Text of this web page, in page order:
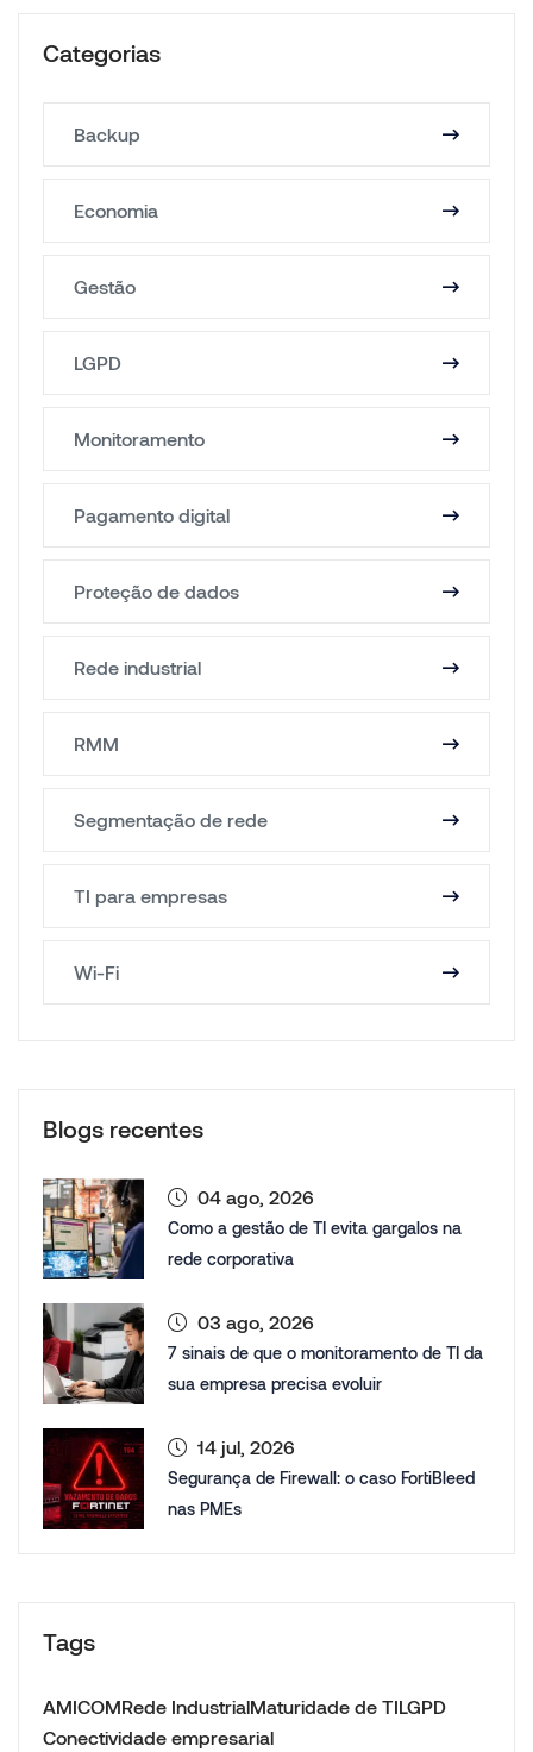
Categorias
Backup
Economia
Gestão
LGPD
Monitoramento
Pagamento digital
Proteção de dados
Rede industrial
RMM
Segmentação de rede
TI para empresas
Wi-Fi
Blogs recentes
04 ago, 2026
Como a gestão de TI evita gargalos na
rede corporativa
03 ago, 2026
7 sinais de que o monitoramento de TI da
sua empresa precisa evoluir
14 jul, 2026
Segurança de Firewall: o caso FortiBleed
nas PMEs
Tags
AMICOMRede IndustrialMaturidade de TILGPD
Conectividade empresarial